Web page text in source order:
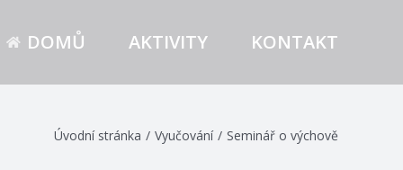
DOMŮ AKTIVITY KONTAKT
Úvodní stránka / Vyučování / Seminář o výchově